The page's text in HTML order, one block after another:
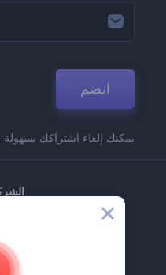
انضم
يمكنك إلغاء اشتراكك
اتصل
وظائف